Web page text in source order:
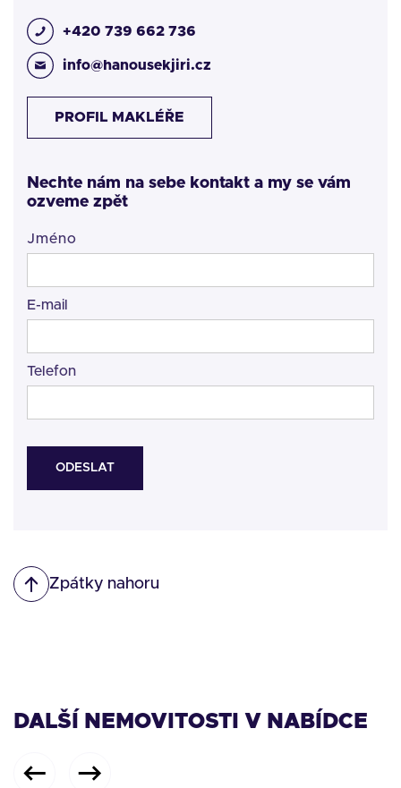
+420 739 662 736
info@hanousekjiri.cz
PROFIL MAKLÉŘE
Nechte nám na sebe kontakt a my se vám
ozveme zpět
Jméno
E-mail
Telefon
Zpátky nahoru
DALŠÍ NEMOVITOSTI V NABÍDCE